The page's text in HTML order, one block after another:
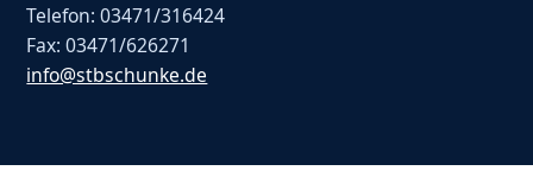
Telefon: 03471/316424
Fax: 03471/626271
info@stbschunke.de